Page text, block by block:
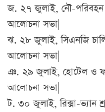
জ. ২৭ জুলাই, নৌ-পরিবহন
আলোচনা সভা|
ঝ. ২৮ জুলাই, সিএনজি
আলোচনা সভা|
ঞ. ২৯ জুলাই, হোটেল ও
আলোচনা সভা|
ট. ৩০ জুলাই, রিক্সা-ভ্যান